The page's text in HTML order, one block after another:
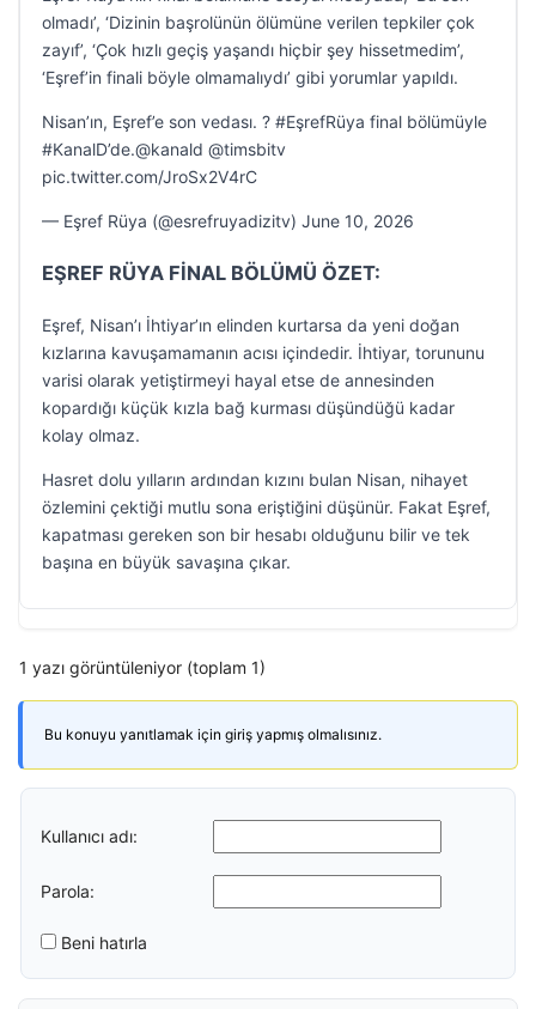
olmadı’, ‘Dizinin başrolünün ölümüne verilen tepkiler çok
zayıf’, ‘Çok hızlı geçiş yaşandı hiçbir şey hissetmedim’,
‘Eşref’in finali böyle olmamalıydı’ gibi yorumlar yapıldı.
Nisan’ın, Eşref’e son vedası. ? #EşrefRüya final bölümüyle
#KanalD’de.@kanald @timsbitv
pic.twitter.com/JroSx2V4rC
— Eşref Rüya (@esrefruyadizitv) June 10, 2026
EŞREF RÜYA FİNAL BÖLÜMÜ ÖZET:
Eşref, Nisan’ı İhtiyar’ın elinden kurtarsa da yeni doğan
kızlarına kavuşamamanın acısı içindedir. İhtiyar, torununu
varisi olarak yetiştirmeyi hayal etse de annesinden
kopardığı küçük kızla bağ kurması düşündüğü kadar
kolay olmaz.
Hasret dolu yılların ardından kızını bulan Nisan, nihayet
özlemini çektiği mutlu sona eriştiğini düşünür. Fakat Eşref,
kapatması gereken son bir hesabı olduğunu bilir ve tek
başına en büyük savaşına çıkar.
1 yazı görüntüleniyor (toplam 1)
Bu konuyu yanıtlamak için giriş yapmış olmalısınız.
Kullanıcı adı:
Parola:
Beni hatırla